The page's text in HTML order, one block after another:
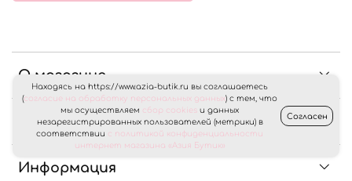
О магазине
Клиентам
Информация
Находясь на https://www.azia-butik.ru вы соглашаетесь
(согласие на обработку персональных данных) с тем, что
мы осуществляем сбор cookies и данных
незарегистрированных пользователей (метрики) в
соответствии с политикой конфиденциальности
интернет магазина «Азия Бутик»
Согласен